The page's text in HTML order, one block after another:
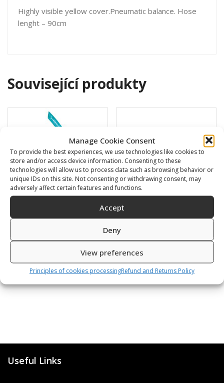
Manage Cookie Consent
To provide the best experiences, we use technologies like cookies to
store and/or access device information. Consenting to these
technologies will allow us to process data such as browsing behavior or
unique IDs on this site. Not consenting or withdrawing consent, may
adversely affect certain features and functions.
Accept
Deny
View preferences
Principles of cookies processingRefund and Returns Policy
Highly visible yellow cover.Pneumatic balance. Hose
lenght – 90cm
Související produkty
16,00€
SKU: 472120/B,G
6,00€
SKU: 80812/K,S
Useful Links